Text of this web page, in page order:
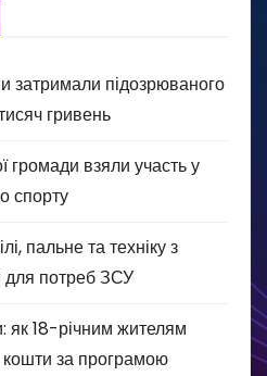
затримали підозрюваного
гривень
громади взяли участь у
спорту
пальне та техніку з
потреб ЗСУ
як 18-річним жителям
за програмою